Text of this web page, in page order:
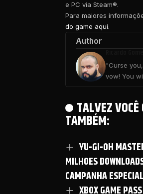
e PC via Steam®.
Para maiores
do game aqui.
Author
"Curse
vow! You
TALVEZ VOCÊ
TAMBÉM:
YU-GI-OH
MILHOES
CAMPANHA
XBOX GAME